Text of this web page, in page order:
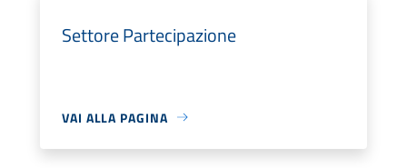
Settore Partecipazione
VAI ALLA PAGINA